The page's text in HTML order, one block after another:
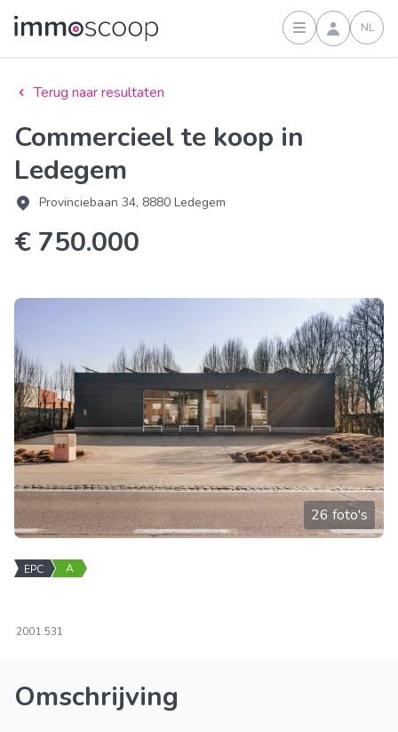
Inloggen
NL
Terug naar resultaten
Commercieel te koop in
Ledegem
Provinciebaan 34, 8880 Ledegem
€ 750.000
26 foto's
EPC A
2001.531
Omschrijving